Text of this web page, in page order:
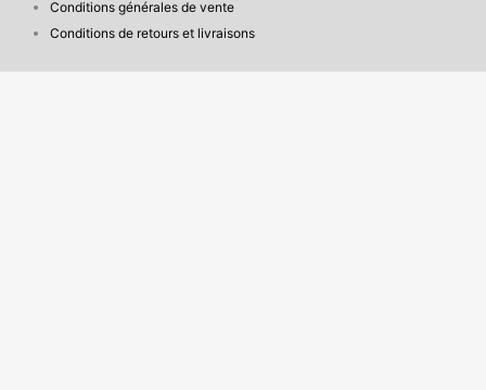
Conditions générales de vente
Conditions de retours et livraisons